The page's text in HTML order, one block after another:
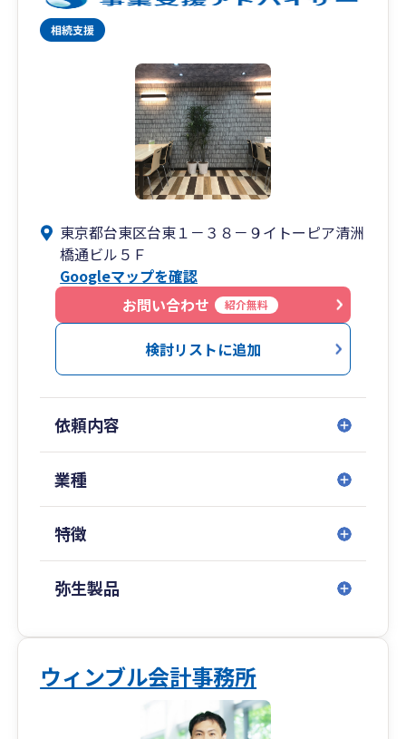
東京都台東区台東１－３８－９イトーピア清洲
橋通ビル５Ｆ
Googleマップを確認
お問い合わせ
紹介無料
検討リストに追加
依頼内容
業種
特徴
弥生製品
ウィンブル会計事務所